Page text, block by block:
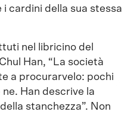
cardini della sua stessa
nel libricino del
Han, “La società
a procurarvelo: pochi
Han descrive la
stanchezza”. Non